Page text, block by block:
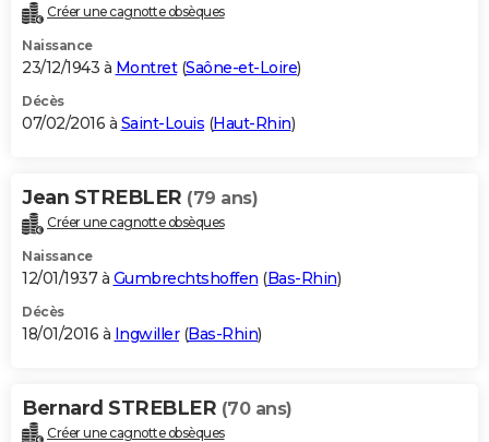
Créer une cagnotte obsèques
Naissance
23/12/1943 à Montret(Saône-et-Loire)
Décès
07/02/2016 à Saint-Louis (Haut-Rhin)
Jean STREBLER (79 ans)
Créer une cagnotte obsèques
Naissance
12/01/1937 à Gumbrechtshoffen (Bas-Rhin)
Décès
18/01/2016 à Ingwiller(Bas-Rhin)
Bernard STREBLER (70 ans)
Créer une cagnotte obsèques